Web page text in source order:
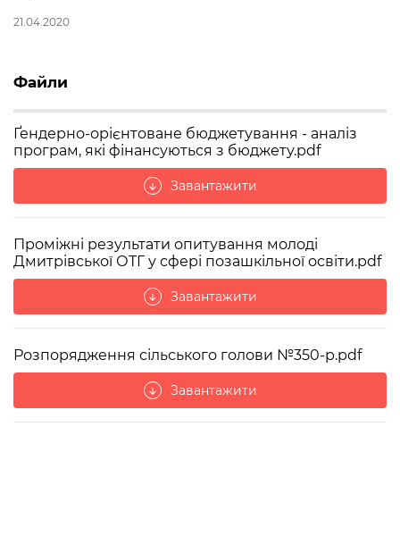
21.04.2020
Файли
Ґендерно-орієнтоване бюджетування - аналіз
програм, які фінансуються з бюджету.pdf
arrow_downward Завантажити
Проміжні результати опитування молоді
Дмитрівської ОТГ у сфері позашкільної освіти.pdf
arrow_downward Завантажити
Розпорядження сільського голови №350-р.pdf
arrow_downward Завантажити